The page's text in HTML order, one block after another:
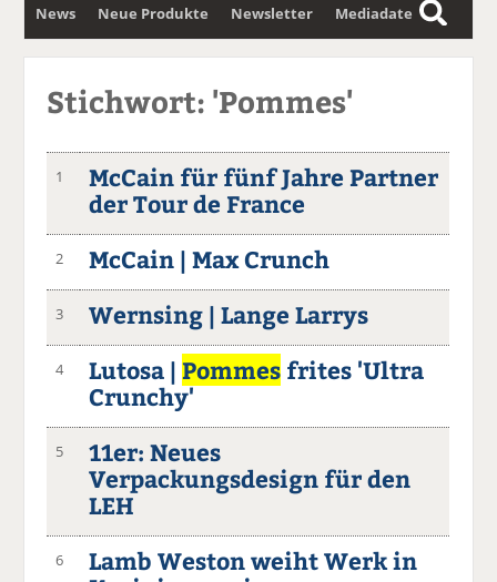
News Neue Produkte Newsletter Mediadaten
S
u
Stichwort: 'Pommes'
1
McCain für fünf Jahre Partner
der Tour de France
2 McCain | Max Crunch
3 Wernsing | Lange Larrys
4 Lutosa |Pommes frites 'Ultra
Crunchy'
5
11er: Neues
Verpackungsdesign für den
LEH
6
Lamb Weston weiht Werk in